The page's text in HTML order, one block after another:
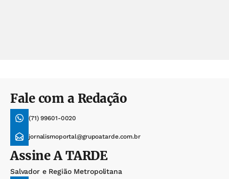
Fale com a Redação
(71) 99601-0020
jornalismoportal@grupoatarde.com.br
AssineA TARDE
Salvador e Região Metropolitana